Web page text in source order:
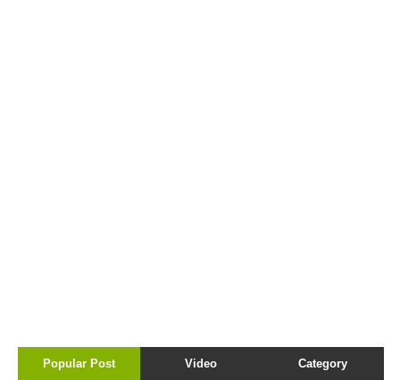
Popular Post Video Category